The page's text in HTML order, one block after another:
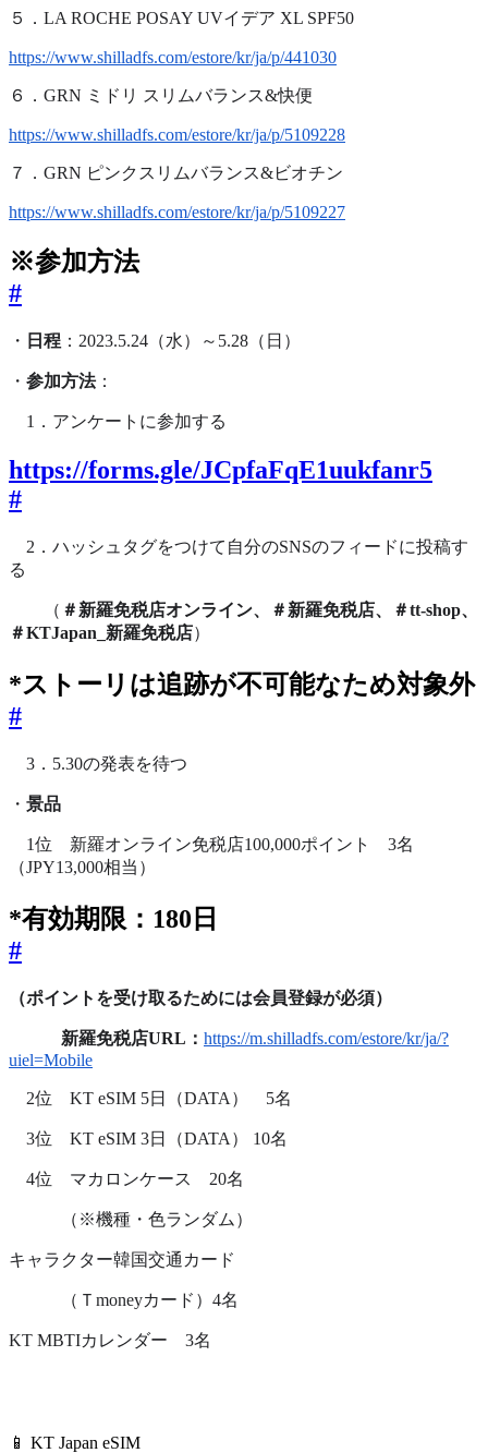
５．LA ROCHE POSAY UVイデア XL SPF50
https://www.shilladfs.com/estore/kr/ja/p/441030
６．GRN ミドリ スリムバランス&快便
https://www.shilladfs.com/estore/kr/ja/p/5109228
７．GRN ピンクスリムバランス&ビオチン
https://www.shilladfs.com/estore/kr/ja/p/5109227
※参加方法
#
・ 日程 ：2023.5.24（水）～5.28（日）
・ 参加方法：
1．アンケートに参加する
https://forms.gle/JCpfaFqE1uukfanr5
#
2．ハッシュタグをつけて自分のSNSのフィードに投稿す
る
（ ＃新羅免税店オンライン、＃新羅免税店、＃tt-shop、
＃KTJapan_新羅免税店）
*ストーリは追跡が不可能なため対象外
#
3．5.30の発表を待つ
・ 景品
1位　新羅オンライン免税店100,000ポイント　3名
（JPY13,000相当）
*有効期限：180日
#
（ポイントを受け取るためには会員登録が必須）
新羅免税店URL： https://m.shilladfs.com/estore/kr/ja/?
uiel=Mobile
2位　KT eSIM 5日（DATA）　5名
3位　KT eSIM 3日（DATA） 10名
4位　マカロンケース　20名
（※機種・色ランダム）
キャラクター韓国交通カード
（Ｔmoneyカード）4名
KT MBTIカレンダー　3名
📱 KT Japan eSIM